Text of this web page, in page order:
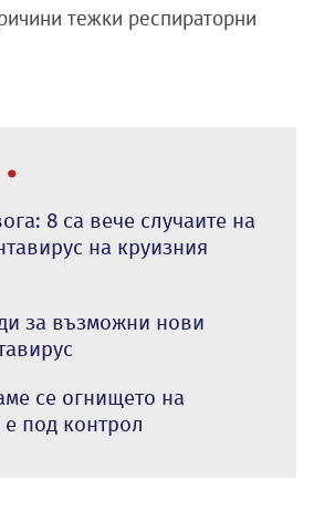
тежки респираторни
8 са вече случаите на
на круизния
за възможни нови
се огнището на
е под контрол